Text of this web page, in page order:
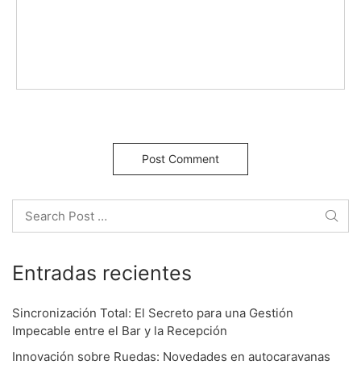
i
n
Entradas recientes
Sincronización Total: El Secreto para una Gestión
Impecable entre el Bar y la Recepción
Innovación sobre Ruedas: Novedades en autocaravanas